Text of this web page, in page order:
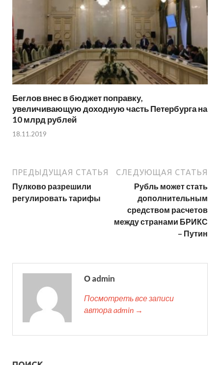
Беглов внес в бюджет поправку,
увеличивающую доходную часть Петербурга на
10 млрд рублей
18.11.2019
ПРЕДЫДУЩАЯ СТАТЬЯ
Пулково разрешили
регулировать тарифы
СЛЕДУЮЩАЯ СТАТЬЯ
Рубль может стать
дополнительным
средством расчетов
между странами БРИКС
– Путин
О admin
Посмотреть все записи
автора admin →